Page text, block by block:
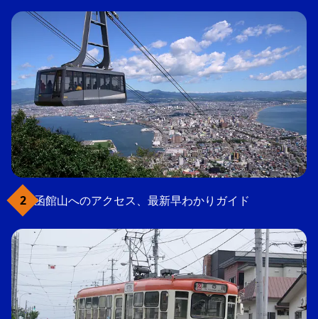
函館山へのアクセス、最新早わかりガイド